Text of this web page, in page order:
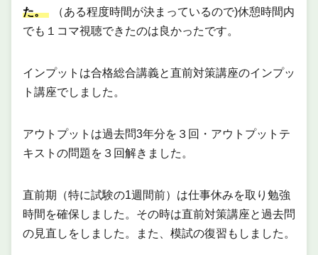
た。
（ある程度時間が決まっているので)休憩時間内
でも１コマ視聴できたのは良かったです。
インプットは合格総合講義と直前対策講座のインプッ
ト講座でしました。
アウトプットは過去問3年分を３回・アウトプットテ
キストの問題を３回解きました。
直前期（特に試験の1週間前）は仕事休みを取り勉強
時間を確保しました。その時は直前対策講座と過去問
の見直しをしました。また、模試の復習もしました。